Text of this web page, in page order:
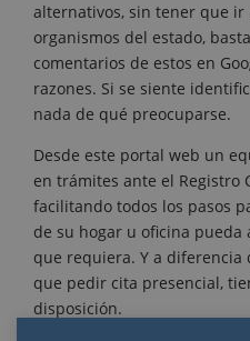
alternativos, sin tener que ir
organismos del estado,
comentarios de estos en
razones. Si se siente
nada de qué preocuparse.
Desde este portal web un
en trámites ante el Registro
facilitando todos los pasos
de su hogar u oficina pueda
que requiera. Y a diferencia
que pedir cita presencial,
disposición.